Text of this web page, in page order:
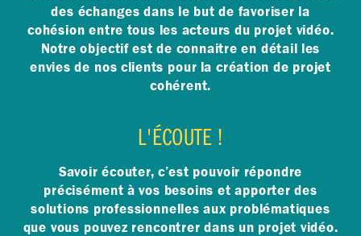
des échanges dans le but de favoriser la
cohésion entre tous les acteurs du projet vidéo.
Notre objectif est de connaitre en détail les
envies de nos clients pour la création de projet
cohérent.
L'ÉCOUTE !
Savoir écouter, c’est pouvoir répondre
précisément à vos besoins et apporter des
solutions professionnelles aux problématiques
que vous pouvez rencontrer dans un projet vidéo.